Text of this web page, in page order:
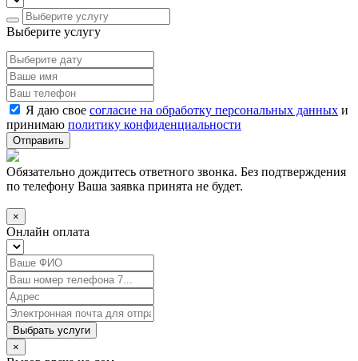
Выберите услугу
Я даю свое согласие на обработку персональных данных и
принимаю политику конфиденциальности
Отправить
Обязательно дождитесь ответного звонка. Без подтверждения
по телефону Ваша заявка принята не будет.
×
Онлайн оплата
Выбрать услуги
×